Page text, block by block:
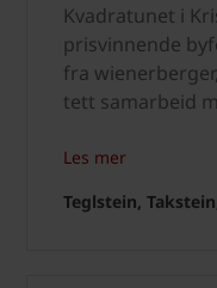
Kvadratunet i
prisvinnende
fra
tett samarbeid
Les mer
Teglstein,